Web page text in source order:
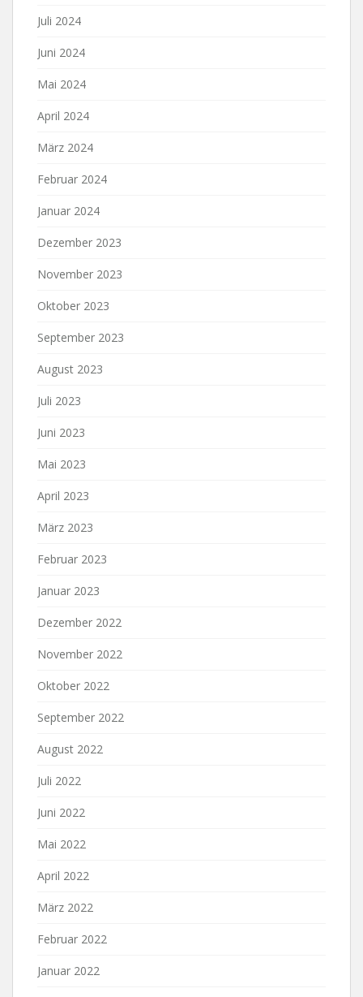
Juli 2024
Juni 2024
Mai 2024
April 2024
März 2024
Februar 2024
Januar 2024
Dezember 2023
November 2023
Oktober 2023
September 2023
August 2023
Juli 2023
Juni 2023
Mai 2023
April 2023
März 2023
Februar 2023
Januar 2023
Dezember 2022
November 2022
Oktober 2022
September 2022
August 2022
Juli 2022
Juni 2022
Mai 2022
April 2022
März 2022
Februar 2022
Januar 2022